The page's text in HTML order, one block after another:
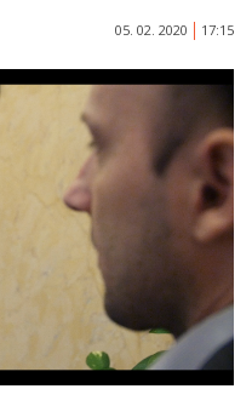
05. 02. 2020 17:15